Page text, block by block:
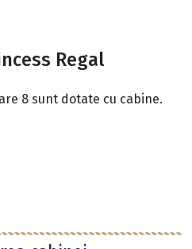
Regal
8 sunt dotate cu cabine.